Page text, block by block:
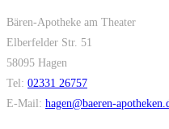
Bären-Apotheke am Theater
Elberfelder Str. 51
58095 Hagen
Tel: 02331 26757
E-Mail: hagen@baeren-